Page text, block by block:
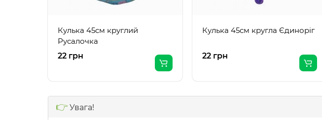
Кулька 45см круглий
Русалочка
22 грн
Кулька 45см кругла Єдиноріг
22 грн
👉 Увага!